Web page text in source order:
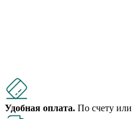
Удобная оплата. По счету или